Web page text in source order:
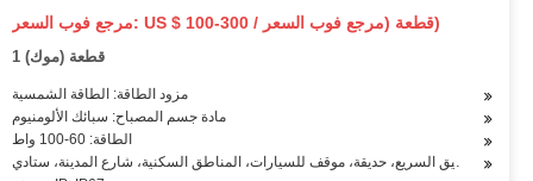
بالطاقة الشمسية في هيئة التصنيع العسكري
مرجع فوب السعر: US $ 100-300 / قطعة (مرجع فوب السعر)
1 قطعة (موك)
مزود الطاقة: الطاقة الشمسية
مادة جسم المصباح: سبائك الألومنيوم
الطاقة: 60-100 واط
مربع، الطريق السريع، حديقة، موقف للسيارات، المناطق السكنية، شارع المدينة، ستادي